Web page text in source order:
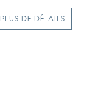
PLUS DE DÉTAILS